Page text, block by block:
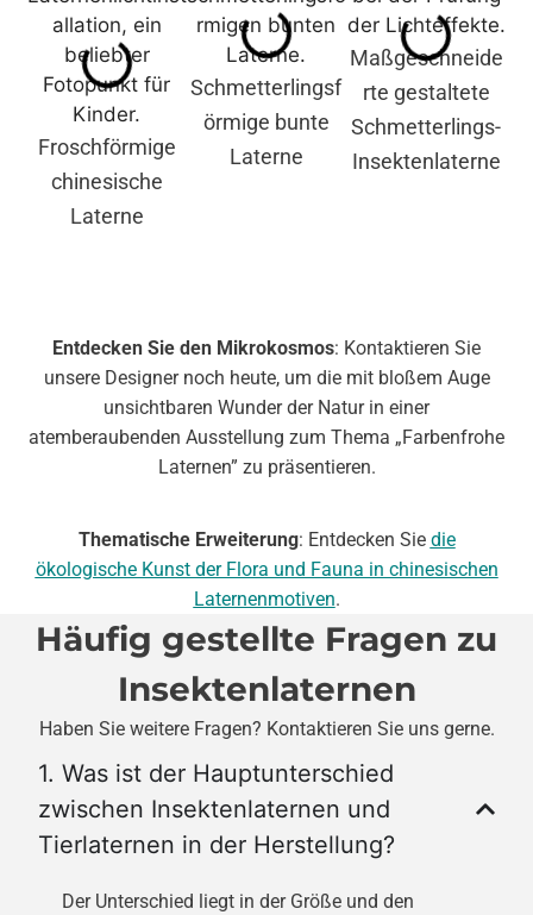
Froschförmige
chinesische
Laterne
Schmetterlingsf
örmige bunte
Laterne
Maßgeschneide
rte gestaltete
Schmetterlings-
Insektenlaterne
Entdecken Sie den Mikrokosmos: Kontaktieren Sie
unsere Designer noch heute, um die mit bloßem Auge
unsichtbaren Wunder der Natur in einer
atemberaubenden Ausstellung zum Thema „Farbenfrohe
Laternen” zu präsentieren.
Thematische Erweiterung: Entdecken Sie die
ökologische Kunst der Flora und Fauna in chinesischen
Laternenmotiven.
Häufig gestellte Fragen zu
Insektenlaternen
Haben Sie weitere Fragen? Kontaktieren Sie uns gerne.
1. Was ist der Hauptunterschied
zwischen Insektenlaternen und
Tierlaternen in der Herstellung?
Der Unterschied liegt in der Größe und den